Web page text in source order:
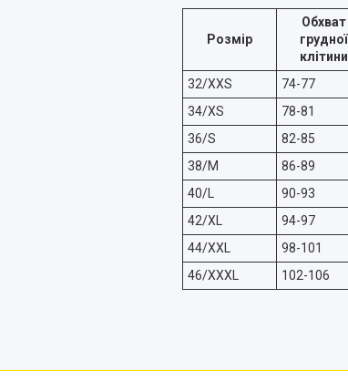
Розмір
Обхват
грудної
клітини
32/XXS 74-77
34/XS
78-81
36/S
82-85
38/M
86-89
40/L
90-93
42/XL
94-97
44/XXL
98-101
46/XXXL
102-106